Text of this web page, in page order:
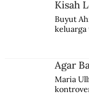
Kisah
Buyut
agama
Agar
Maria